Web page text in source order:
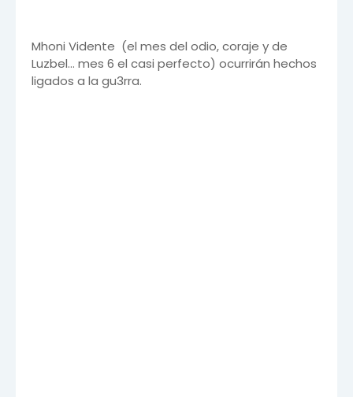
Mhoni Vidente (el mes del odio, coraje y de
Luzbel… mes 6 el casi perfecto) ocurrirán hechos
ligados a la gu3rra.